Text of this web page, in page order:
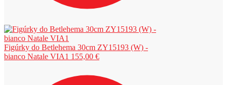
Figúrky do Betlehema 30cm ZY15193 (W) -
bianco Natale VIA1 155,00 €